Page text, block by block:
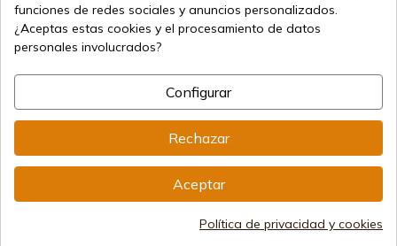
Envíos internacionales
info@aceros-de-hispania.com
funciones de redes sociales y anuncios personalizados.
¿Aceptas estas cookies y el procesamiento de datos
personales involucrados?
Configurar
Rechazar
Aceptar
Política de privacidad y cookies